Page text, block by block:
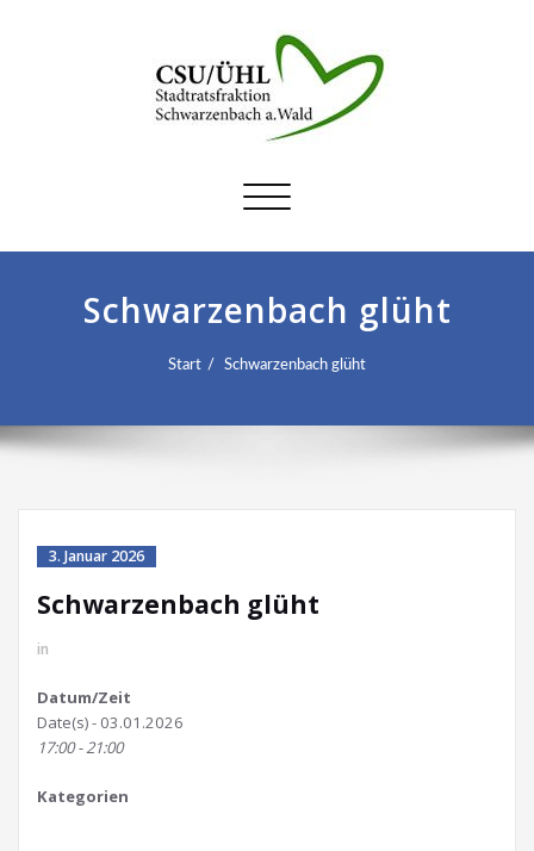
Schalte
Schwarzenbach glüht
Start Schwarzenbach glüht
3. Januar 2026
Schwarzenbach glüht
in
Datum/Zeit
Date(s) - 03.01.2026
17:00 - 21:00
Kategorien